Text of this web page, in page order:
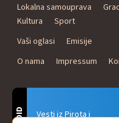
Lokalna samouprava
Kultura
Sport
Vaši oglasi
Emisije
O nama
Impressum
Vesti iz Pirota i